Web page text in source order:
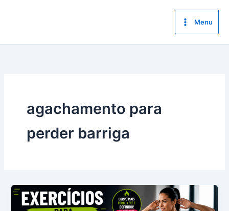
conteúdo
Menu
agachamento para
perder barriga